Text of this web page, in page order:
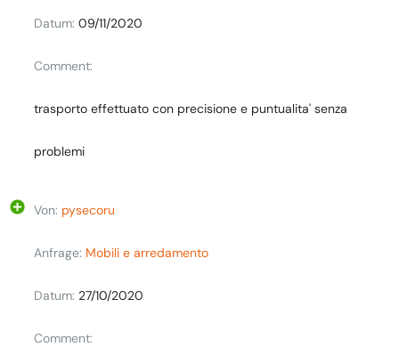
Datum: 09/11/2020
Comment:
trasporto effettuato con precisione e puntualita' senza
problemi
Von: pysecoru
Anfrage: Mobili e arredamento
Datum: 27/10/2020
Comment: